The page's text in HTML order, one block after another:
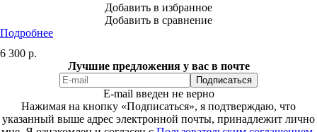
Добавить в избранное
Добавить в сравнение
Подробнее
6 300 р.
Лучшие предложения у вас в почте
E-mail введен не верно
Нажимая на кнопку «Подписаться», я подтверждаю, что
указанный выше адрес электронной почты, принадлежит лично